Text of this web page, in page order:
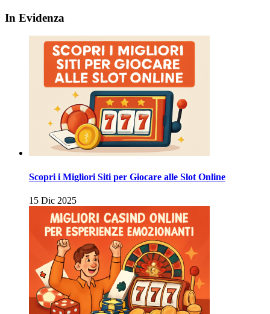
In Evidenza
Scopri i Migliori Siti per Giocare alle Slot Online
15 Dic 2025